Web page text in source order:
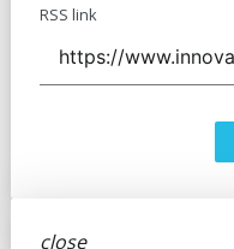
RSS link
close